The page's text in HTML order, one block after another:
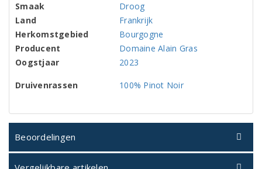
Smaak
Droog
Land
Frankrijk
Herkomstgebied
Bourgogne
Producent
Domaine Alain Gras
Oogstjaar
2023
Druivenrassen 100% Pinot Noir
Beoordelingen